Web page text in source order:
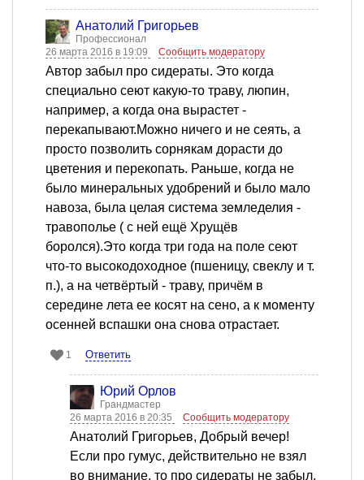
Анатолий Григорьев
Профессионал
26 марта 2016 в 19:09
Сообщить модератору
Автор забыл про сидераты. Это когда
специально сеют какую-то траву, люпин,
например, а когда она вырастет -
перекапывают.Можно ничего и не сеять, а
просто позволить сорнякам дорасти до
цветения и перекопать. Раньше, когда не
было минеральных удобрений и было мало
навоза, была целая система земледелия -
травополье ( с ней ещё Хрущёв
боролся).Это когда три года на поле сеют
что-то высокодоходное (пшеницу, свеклу и т.
п.), а на четвёртый - траву, причём в
середине лета ее косят на сено, а к моменту
осенней вспашки она снова отрастает.
1 Ответить
Юрий Орлов
Грандмастер
26 марта 2016 в 20:35
Сообщить модератору
Анатолий Григорьев, Добрый вечер!
Если про гумус, действительно не взял
во внимание, то про сидераты не забыл.